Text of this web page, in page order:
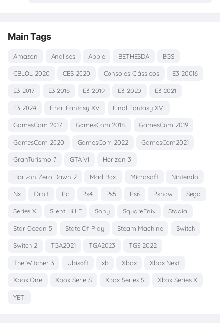
Main Tags
Amazon Analises Apple BETHESDA BGS
CBLOL 2020 CES 2020 Consoles Clássicos E3 20016
E3 2017 E3 2018 E3 2019 E3 2020 E3 2021
E3 2024 Final Fantasy XV Final Fantasy XVI
GamesCom 2017 GamesCom 2018. GamesCom 2019
GamesCom 2020 GamesCom 2022 GamesCom2021
GranTurismo 7 GTA VI Horizon 3
Horizon Zero Dawn 2 Mad Box. Microsoft Nintendo
Nx Orbit Pc Ps4 Ps5 Ps6 Psnow Sega
Series X Silent Hill F Sony SquareEnix Stadia
Star Ocean 5 State Of Play Steam Machine Switch
Switch 2 TGA2021 TGA2023 TGS 2022
The Witcher 3 Ubisoft xb Xbox Xbox Next
Xbox One Xbox Serie S Xbox Series S Xbox Series X
YETI